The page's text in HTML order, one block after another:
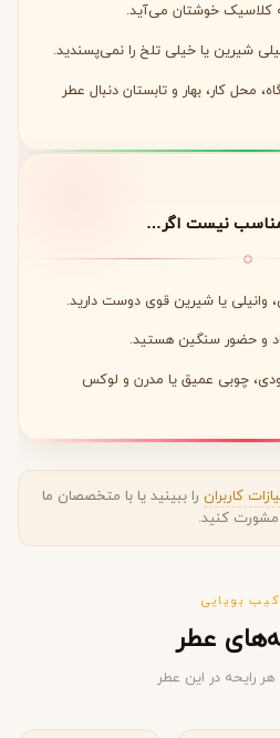
کلاسیک خوشتان می‌آید.
شیرین یا خیلی تلخ را نمی‌پسندید.
محل کار، بهار و تابستان دنبال عطر
مناسب نیست اگر…
وانیلی یا شیرین قوی دوست دارید.
و حضور سنگین هستید.
چوبی عمیق یا مدرن و لوکس
کاربران را ببینید یا با متخصصان ما
مشورت کنید.
بویایی
عطر
رایحه در این عطر